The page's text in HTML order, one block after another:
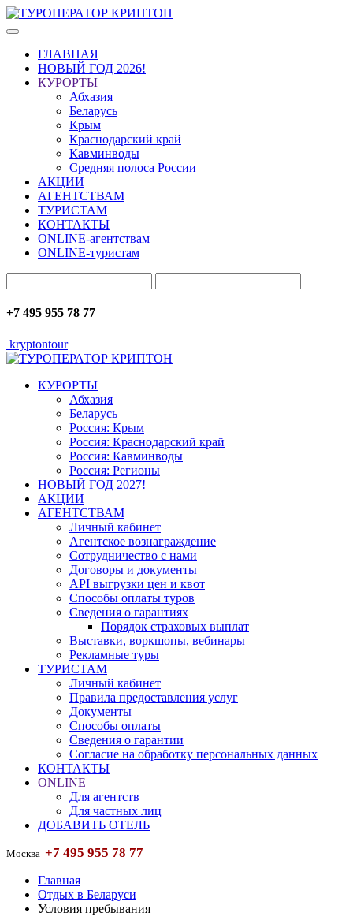
ГЛАВНАЯ
НОВЫЙ ГОД 2026!
КУРОРТЫ
Абхазия
Беларусь
Крым
Краснодарский край
Кавминводы
Средняя полоса России
АКЦИИ
АГЕНТСТВАМ
ТУРИСТАМ
КОНТАКТЫ
ONLINE-агентствам
ONLINE-туристам
+7 495 955 78 77
kryptontour
КУРОРТЫ
Абхазия
Беларусь
Россия: Крым
Россия: Краснодарский край
Россия: Кавминводы
Россия: Регионы
НОВЫЙ ГОД 2027!
АКЦИИ
АГЕНТСТВАМ
Личный кабинет
Агентское вознаграждение
Сотрудничество с нами
Договоры и документы
API выгрузки цен и квот
Способы оплаты туров
Сведения о гарантиях
Порядок страховых выплат
Выставки, воркшопы, вебинары
Рекламные туры
ТУРИСТАМ
Личный кабинет
Правила предоставления услуг
Документы
Способы оплаты
Сведения о гарантии
Согласие на обработку персональных данных
КОНТАКТЫ
ONLINE
Для агентств
Для частных лиц
ДОБАВИТЬ ОТЕЛЬ
Москва +7 495 955 78 77
Главная
Отдых в Беларуси
Условия пребывания